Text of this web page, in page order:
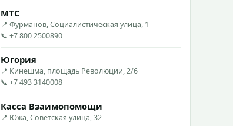
МТС
📍 Фурманов, Социалистическая улица, 1
📞 +7 800 2500890
Югория
📍 Кинешма, площадь Революции, 2/6
📞 +7 493 3140008
Касса Взаимопомощи
📍 Южа, Советская улица, 32